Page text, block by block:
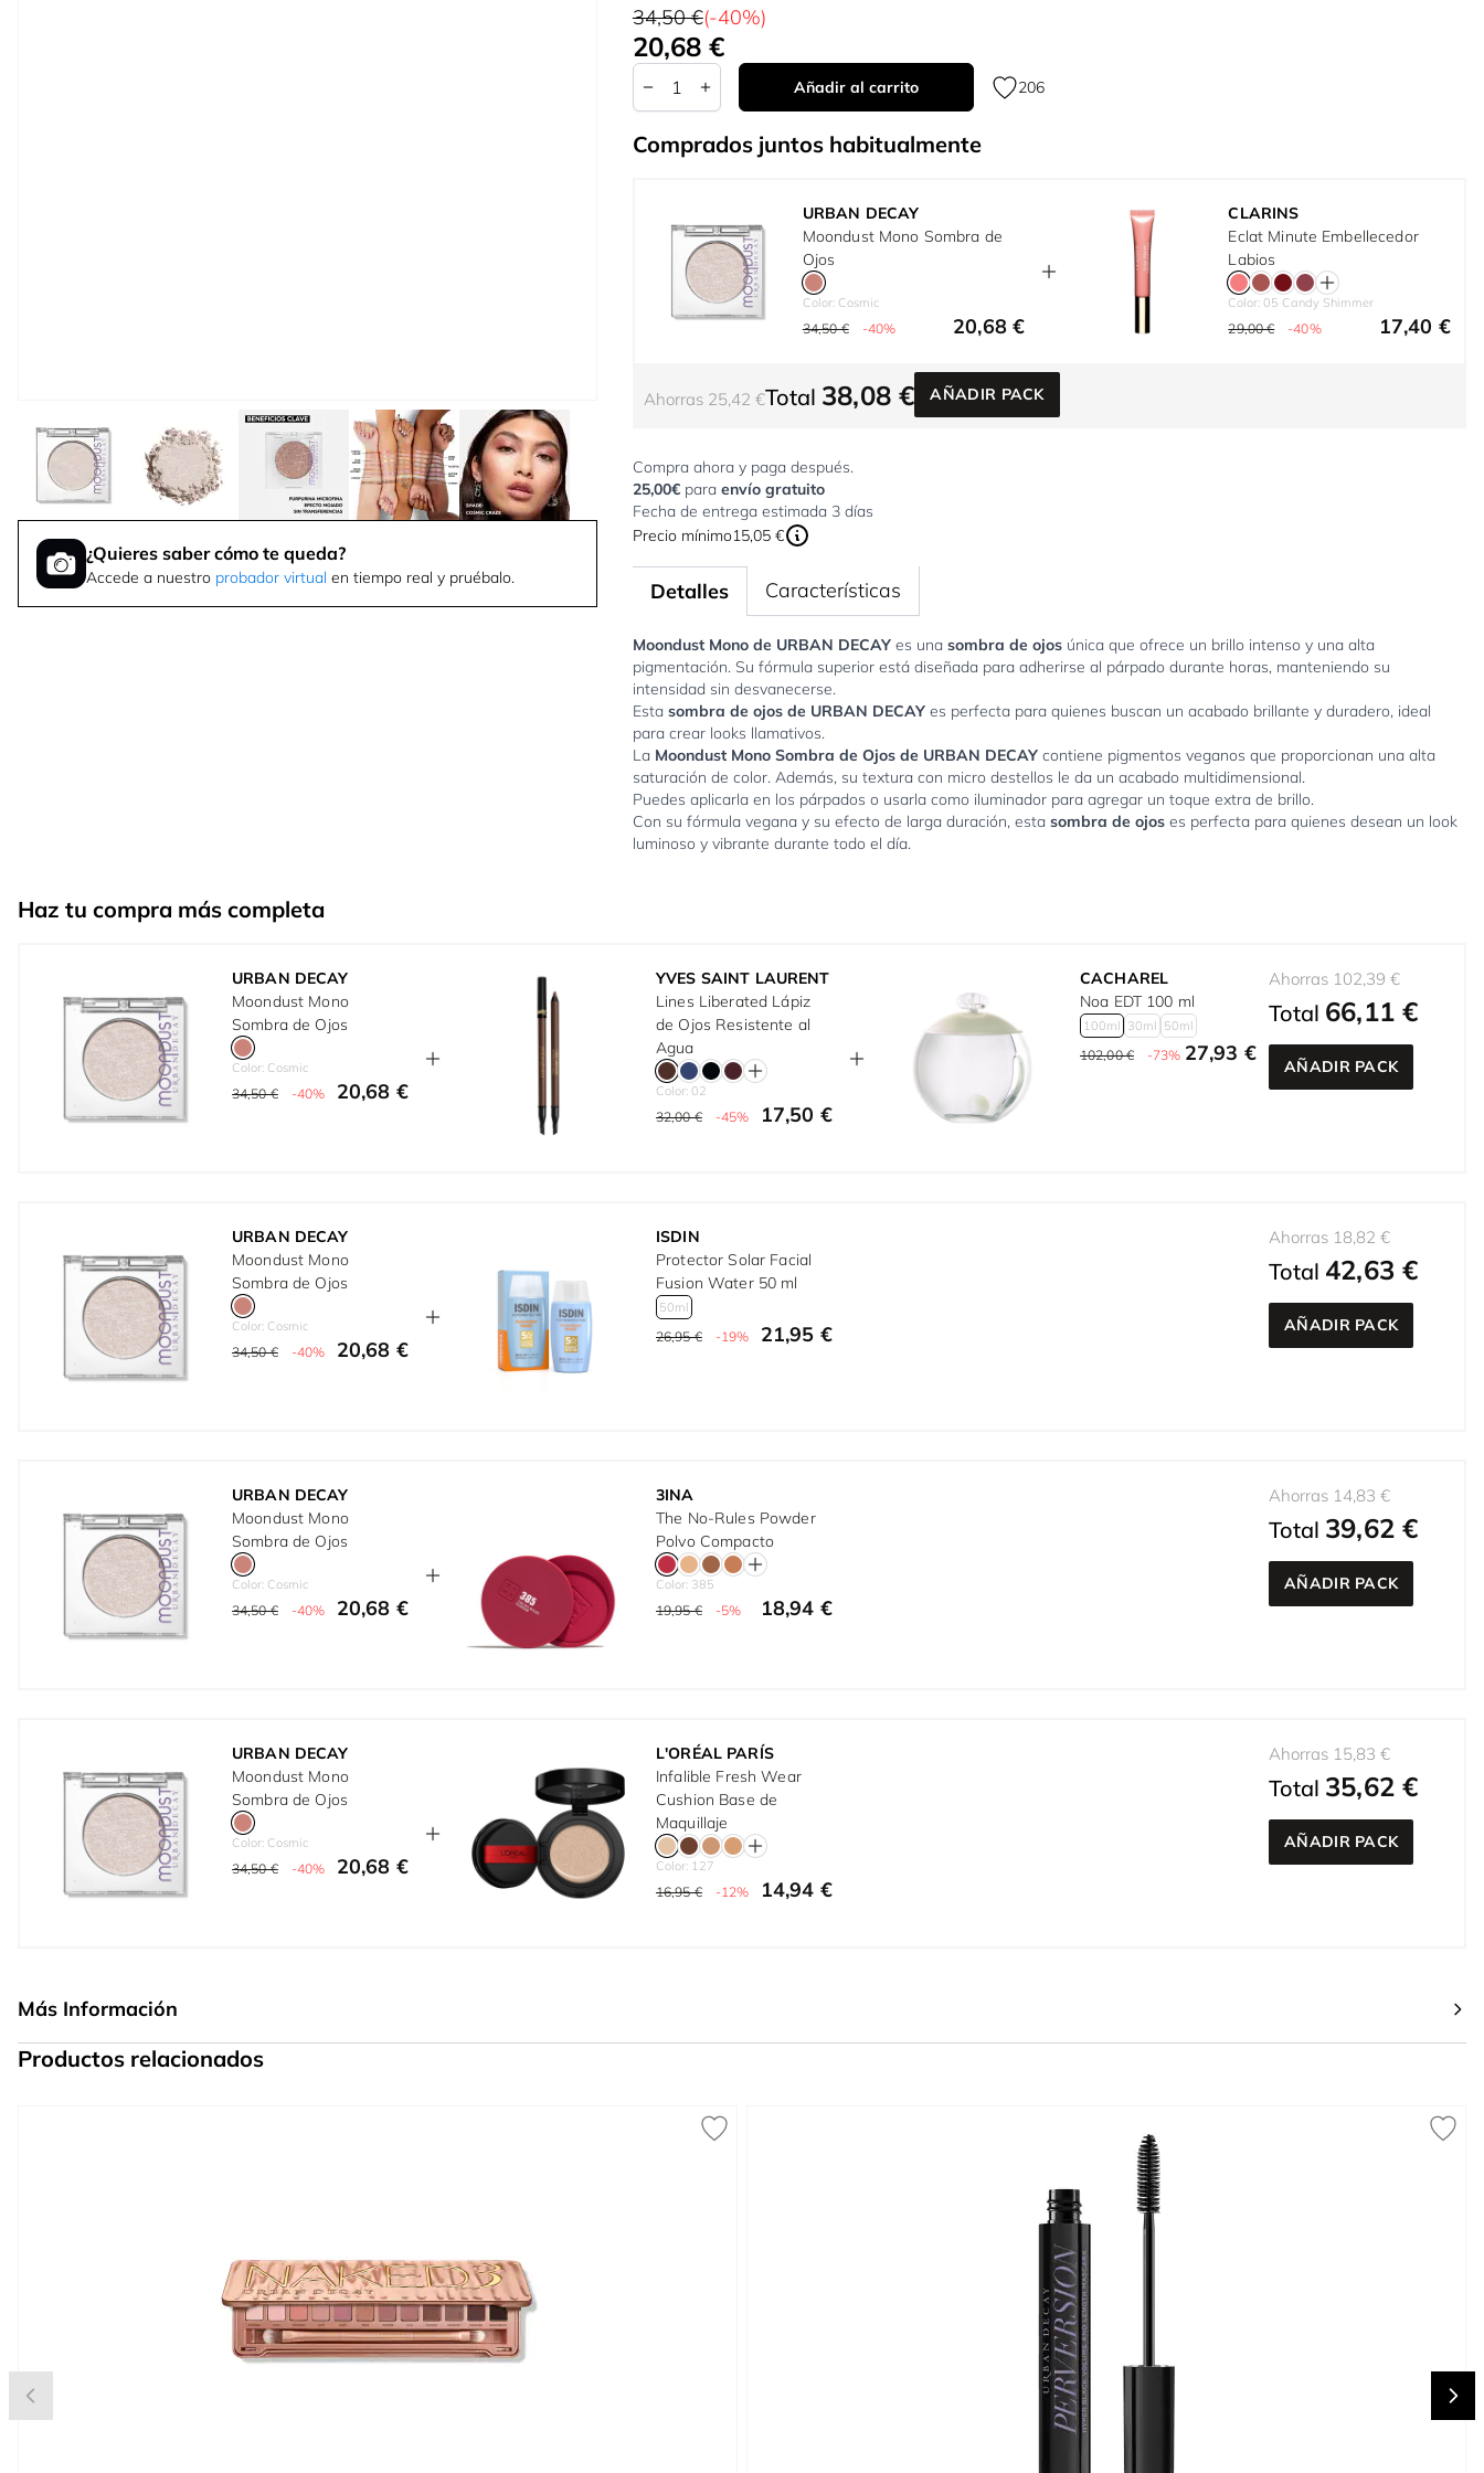
View larger imageView larger imageView larger imageView larger imageView larger image
¿Quieres saber cómo te queda?
Accede a nuestro probador virtual en tiempo real y pruébalo.
34,50 €(-40%)
Tan bajo como:
20,68 €
Cantidad
Añadir al carrito 206
Comprados juntos habitualmente
URBAN DECAY
Moondust Mono Sombra de
Ojos
Color: Cosmic
34,50 € -40% 20,68 €
CLARINS
Eclat Minute Embellecedor
Labios
Color: 05 Candy Shimmer
29,00 € -40% 17,40 €
Ahorras 25,42 €Total 38,08 € AÑADIR PACK
Compra ahora y paga después.
25,00€ para envío gratuito
Fecha de entrega estimada 3 días
Precio mínimo15,05 €
Detalles
Moondust Mono de URBAN DECAYes una sombra de ojosúnica que ofrece un brillo intenso y una alta
pigmentación. Su fórmula superior está diseñada para adherirse al párpado durante horas, manteniendo su
intensidad sin desvanecerse.
Esta sombra de ojos de URBAN DECAYes perfecta para quienes buscan un acabado brillante y duradero, ideal
para crear looks llamativos.
La Moondust Mono Sombra de Ojos de URBAN DECAYcontiene pigmentos veganos que proporcionan una alta
saturación de color. Además, su textura con micro destellos le da un acabado multidimensional.
Puedes aplicarla en los párpados o usarla como iluminador para agregar un toque extra de brillo.
Con su fórmula vegana y su efecto de larga duración, esta sombra de ojoses perfecta para quienes desean un look
luminoso y vibrante durante todo el día.
Características
Haz tu compra más completa
URBAN DECAY
Moondust Mono
Sombra de Ojos
Color: Cosmic
34,50 € -40% 20,68 €
YVES SAINT LAURENT
Lines Liberated Lápiz
de Ojos Resistente al
Agua
Color: 02
32,00 € -45% 17,50 €
CACHAREL
Noa EDT 100 ml
100ml 30ml 50ml
102,00 € -73% 27,93 €
Ahorras 102,39 €
Total 66,11 €
AÑADIR PACK
URBAN DECAY
Moondust Mono
Sombra de Ojos
Color: Cosmic
34,50 € -40% 20,68 €
ISDIN
Protector Solar Facial
Fusion Water 50 ml
50ml
26,95 € -19% 21,95 €
Ahorras 18,82 €
Total 42,63 €
AÑADIR PACK
URBAN DECAY
Moondust Mono
Sombra de Ojos
Color: Cosmic
34,50 € -40% 20,68 €
3INA
The No-Rules Powder
Polvo Compacto
Color: 385
19,95 € -5% 18,94 €
Ahorras 14,83 €
Total 39,62 €
AÑADIR PACK
URBAN DECAY
Moondust Mono
Sombra de Ojos
Color: Cosmic
34,50 € -40% 20,68 €
L'ORÉAL PARÍS
Infalible Fresh Wear
Cushion Base de
Maquillaje
Color: 127
16,95 € -12% 14,94 €
Ahorras 15,83 €
Total 35,62 €
AÑADIR PACK
Más Información
Productos relacionados